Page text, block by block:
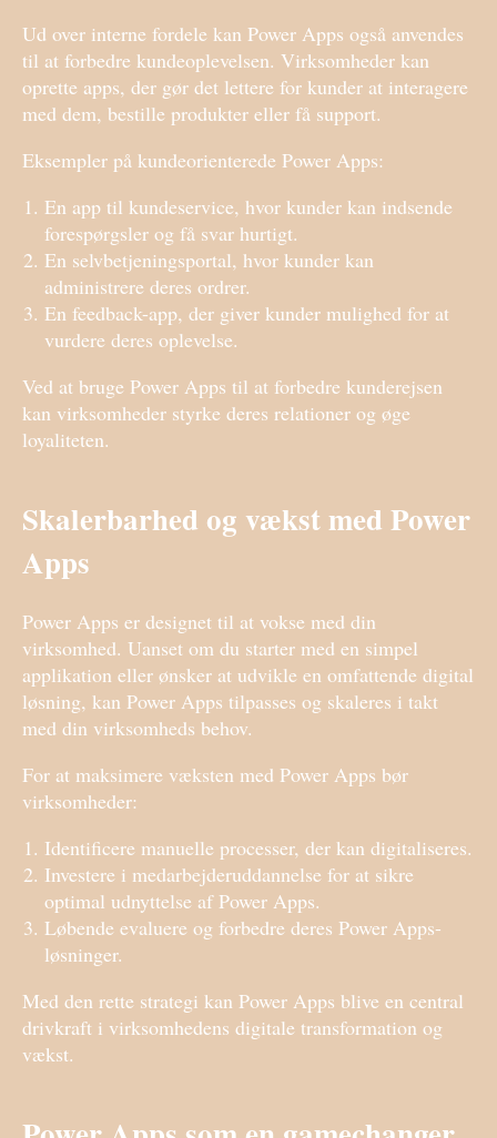
Ud over interne fordele kan Power Apps også anvendes
til at forbedre kundeoplevelsen. Virksomheder kan
oprette apps, der gør det lettere for kunder at interagere
med dem, bestille produkter eller få support.
Eksempler på kundeorienterede Power Apps:
En app til kundeservice, hvor kunder kan indsende
forespørgsler og få svar hurtigt.
En selvbetjeningsportal, hvor kunder kan
administrere deres ordrer.
En feedback-app, der giver kunder mulighed for at
vurdere deres oplevelse.
Ved at bruge Power Apps til at forbedre kunderejsen
kan virksomheder styrke deres relationer og øge
loyaliteten.
Skalerbarhed og vækst med Power
Apps
Power Apps er designet til at vokse med din
virksomhed. Uanset om du starter med en simpel
applikation eller ønsker at udvikle en omfattende digital
løsning, kan Power Apps tilpasses og skaleres i takt
med din virksomheds behov.
For at maksimere væksten med Power Apps bør
virksomheder:
Identificere manuelle processer, der kan digitaliseres.
Investere i medarbejderuddannelse for at sikre
optimal udnyttelse af Power Apps.
Løbende evaluere og forbedre deres Power Apps-
løsninger.
Med den rette strategi kan Power Apps blive en central
drivkraft i virksomhedens digitale transformation og
vækst.